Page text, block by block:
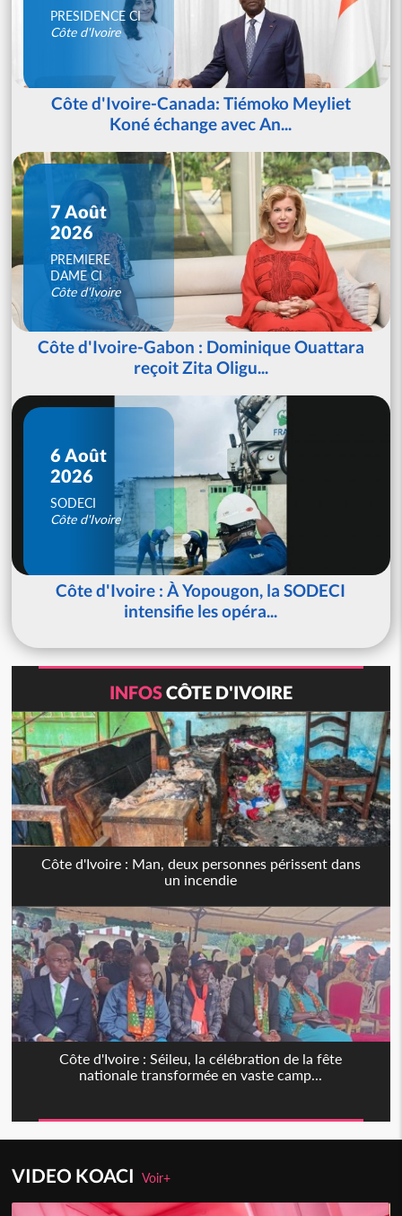
PRESIDENCE CI
Côte d'Ivoire
Côte d'Ivoire-Canada: Tiémoko Meyliet
Koné échange avec An...
7 Août
2026
PREMIERE
DAME CI
Côte d'Ivoire
Côte d'Ivoire-Gabon : Dominique Ouattara
reçoit Zita Oligu...
6 Août
2026
SODECI
Côte d'Ivoire
Côte d'Ivoire : À Yopougon, la SODECI
intensifie les opéra...
INFOSCÔTE D'IVOIRE
Côte d'Ivoire : Man, deux personnes périssent dans
un incendie
Côte d'Ivoire : Séileu, la célébration de la fête
nationale transformée en vaste camp...
VIDEO KOACIVoir+